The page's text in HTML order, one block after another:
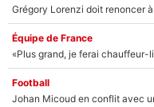
Équipe de France
Football